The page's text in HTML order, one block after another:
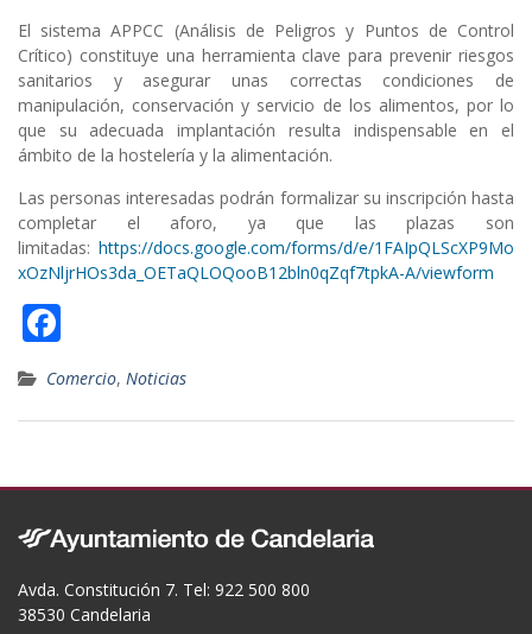
El sistema APPCC (Análisis de Peligros y Puntos de Control
Crítico) constituye una herramienta clave para prevenir riesgos
sanitarios y asegurar unas correctas condiciones de
manipulación, conservación y servicio de los alimentos, por lo
que su adecuada implantación resulta indispensable en el
ámbito de la hostelería y la alimentación.
Las personas interesadas podrán formalizar su inscripción hasta
completar el aforo, ya que las plazas son
limitadas: https://docs.google.com/forms/d/e/1FAIpQLScXP9Mo
xOzNljrHOs3da_OETaQLOQooB12bln0qZqf7tpkA-A/viewform
e
b
o
k
Comercio, Noticias
Avda. Constitución 7. Tel: 922 500 800
38530 Candelaria